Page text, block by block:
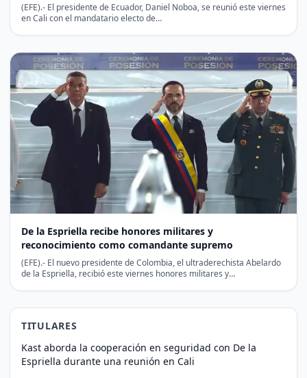
(EFE).- El presidente de Ecuador, Daniel Noboa, se reunió este viernes
en Cali con el mandatario electo de…
De la Espriella recibe honores militares y
reconocimiento como comandante supremo
(EFE).- El nuevo presidente de Colombia, el ultraderechista Abelardo
de la Espriella, recibió este viernes honores militares y…
TITULARES
Kast aborda la cooperación en seguridad con De la
Espriella durante una reunión en Cali